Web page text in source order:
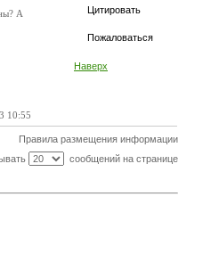
Цитировать
Пожаловаться
Наверх
А
10:55
Правила размещения информации
сообщений на странице